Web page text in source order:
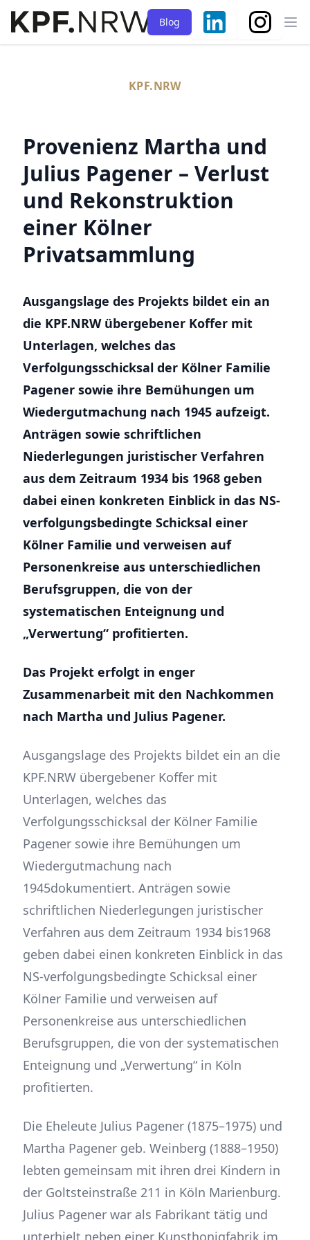
Blog
KPF.NRW
Provenienz Martha und
Julius Pagener – Verlust
und Rekonstruktion
einer Kölner
Privatsammlung
Ausgangslage des Projekts bildet ein an
die KPF.NRW übergebener Koffer mit
Unterlagen, welches das
Verfolgungsschicksal der Kölner Familie
Pagener sowie ihre Bemühungen um
Wiedergutmachung nach 1945 aufzeigt.
Anträgen sowie schriftlichen
Niederlegungen juristischer Verfahren
aus dem Zeitraum 1934 bis 1968 geben
dabei einen konkreten Einblick in das NS-
verfolgungsbedingte Schicksal einer
Kölner Familie und verweisen auf
Personenkreise aus unterschiedlichen
Berufsgruppen, die von der
systematischen Enteignung und
„Verwertung“ profitierten.
Das Projekt erfolgt in enger
Zusammenarbeit mit den Nachkommen
nach Martha und Julius Pagener.
Ausgangslage des Projekts bildet ein an die
KPF.NRW übergebener Koffer mit
Unterlagen, welches das
Verfolgungsschicksal der Kölner Familie
Pagener sowie ihre Bemühungen um
Wiedergutmachung nach
1945dokumentiert. Anträgen sowie
schriftlichen Niederlegungen juristischer
Verfahren aus dem Zeitraum 1934 bis1968
geben dabei einen konkreten Einblick in das
NS-verfolgungsbedingte Schicksal einer
Kölner Familie und verweisen auf
Personenkreise aus unterschiedlichen
Berufsgruppen, die von der systematischen
Enteignung und „Verwertung“ in Köln
profitierten.
Die Eheleute Julius Pagener (1875–1975) und
Martha Pagener geb. Weinberg (1888–1950)
lebten gemeinsam mit ihren drei Kindern in
der Goltsteinstraße 211 in Köln Marienburg.
Julius Pagener war als Fabrikant tätig und
unterhielt neben einer Kunsthonigfabrik im